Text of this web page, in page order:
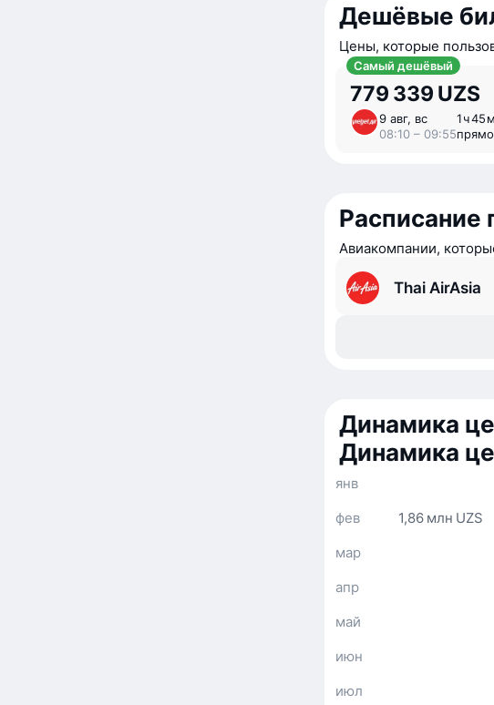
Дешёвые
Цены, которые
Самый дешёвый
779 339 UZS
9 авг, вс
08:10 – 09:55
1 ⁠ч 45
Расписание
Авиакомпании,
Thai AirAsia
Динамика
Динамика
янв
1,86 млн UZS
фев
мар
апр
май
июн
июл